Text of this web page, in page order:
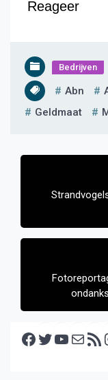
Reageer
Bedrijven
Abn
Geldmaat
Bericht
Facebook Twitter YouTube E-mail